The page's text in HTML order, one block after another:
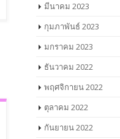
มีนาคม 2023
กุมภาพันธ์ 2023
มกราคม 2023
ธันวาคม 2022
พฤศจิกายน 2022
ตุลาคม 2022
กันยายน 2022